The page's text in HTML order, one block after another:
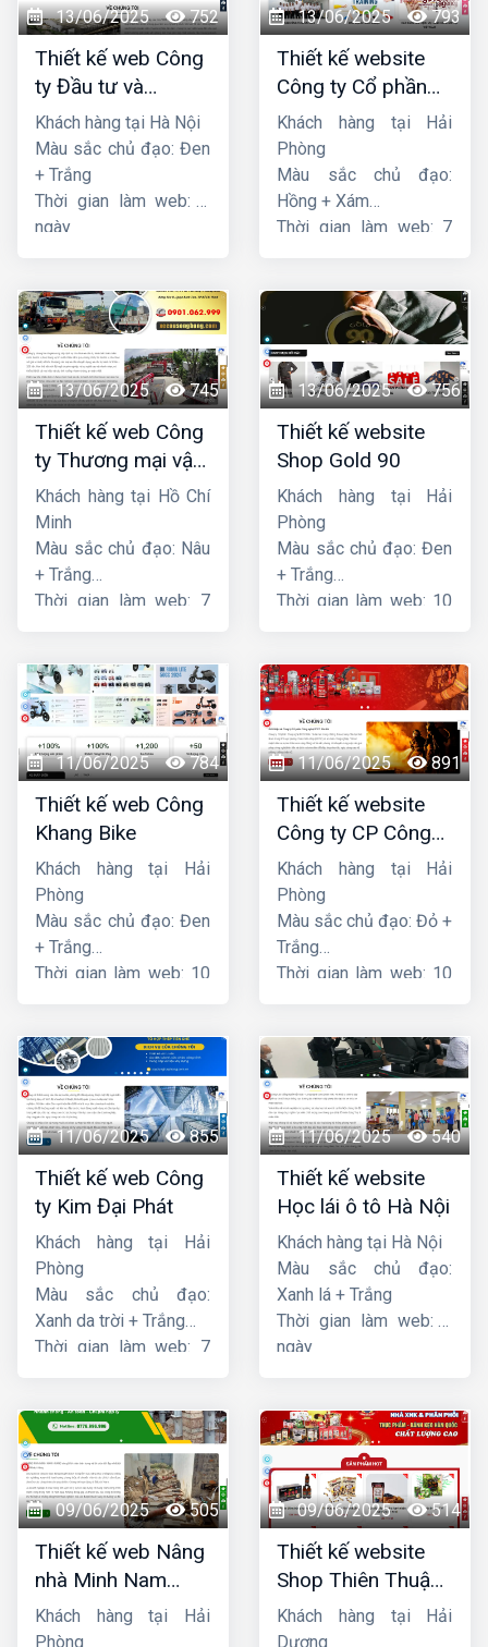
13/06/2025 752
Thiết kế web Công
ty Đầu tư và
Thương mại Five-
Star
Khách hàng tại Hà Nội
Màu sắc chủ đạo: Đen
+ Trắng
Thời gian làm web: 7
ngày
13/06/2025 793
Thiết kế website
Công ty Cổ phần
dịch vụ hàng hải
Sen
Khách hàng tại Hải
Phòng
Màu sắc chủ đạo:
Hồng + Xám
Thời gian làm web: 7
13/06/2025 745
Thiết kế web Công
ty Thương mại vận
tải Song Bằng
Khách hàng tại Hồ Chí
Minh
Màu sắc chủ đạo: Nâu
+ Trắng
Thời gian làm web: 7
13/06/2025 756
Thiết kế website
Shop Gold 90
Khách hàng tại Hải
Phòng
Màu sắc chủ đạo: Đen
+ Trắng
Thời gian làm web: 10
11/06/2025 784
Thiết kế web Công
Khang Bike
Khách hàng tại Hải
Phòng
Màu sắc chủ đạo: Đen
+ Trắng
Thời gian làm web: 10
11/06/2025 891
Thiết kế website
Công ty CP Công
nghệ PCCC Bắc Hà
Khách hàng tại Hải
Phòng
Màu sắc chủ đạo: Đỏ +
Trắng
Thời gian làm web: 10
11/06/2025 855
Thiết kế web Công
ty Kim Đại Phát
Khách hàng tại Hải
Phòng
Màu sắc chủ đạo:
Xanh da trời + Trắng
Thời gian làm web: 7
11/06/2025 540
Thiết kế website
Học lái ô tô Hà Nội
Khách hàng tại Hà Nội
Màu sắc chủ đạo:
Xanh lá + Trắng
Thời gian làm web: 7
ngày
09/06/2025 505
Thiết kế web Nâng
nhà Minh Nam
Hoàng
Khách hàng tại Hải
Phòng
09/06/2025 514
Thiết kế website
Shop Thiên Thuận
Phát
Khách hàng tại Hải
Dương